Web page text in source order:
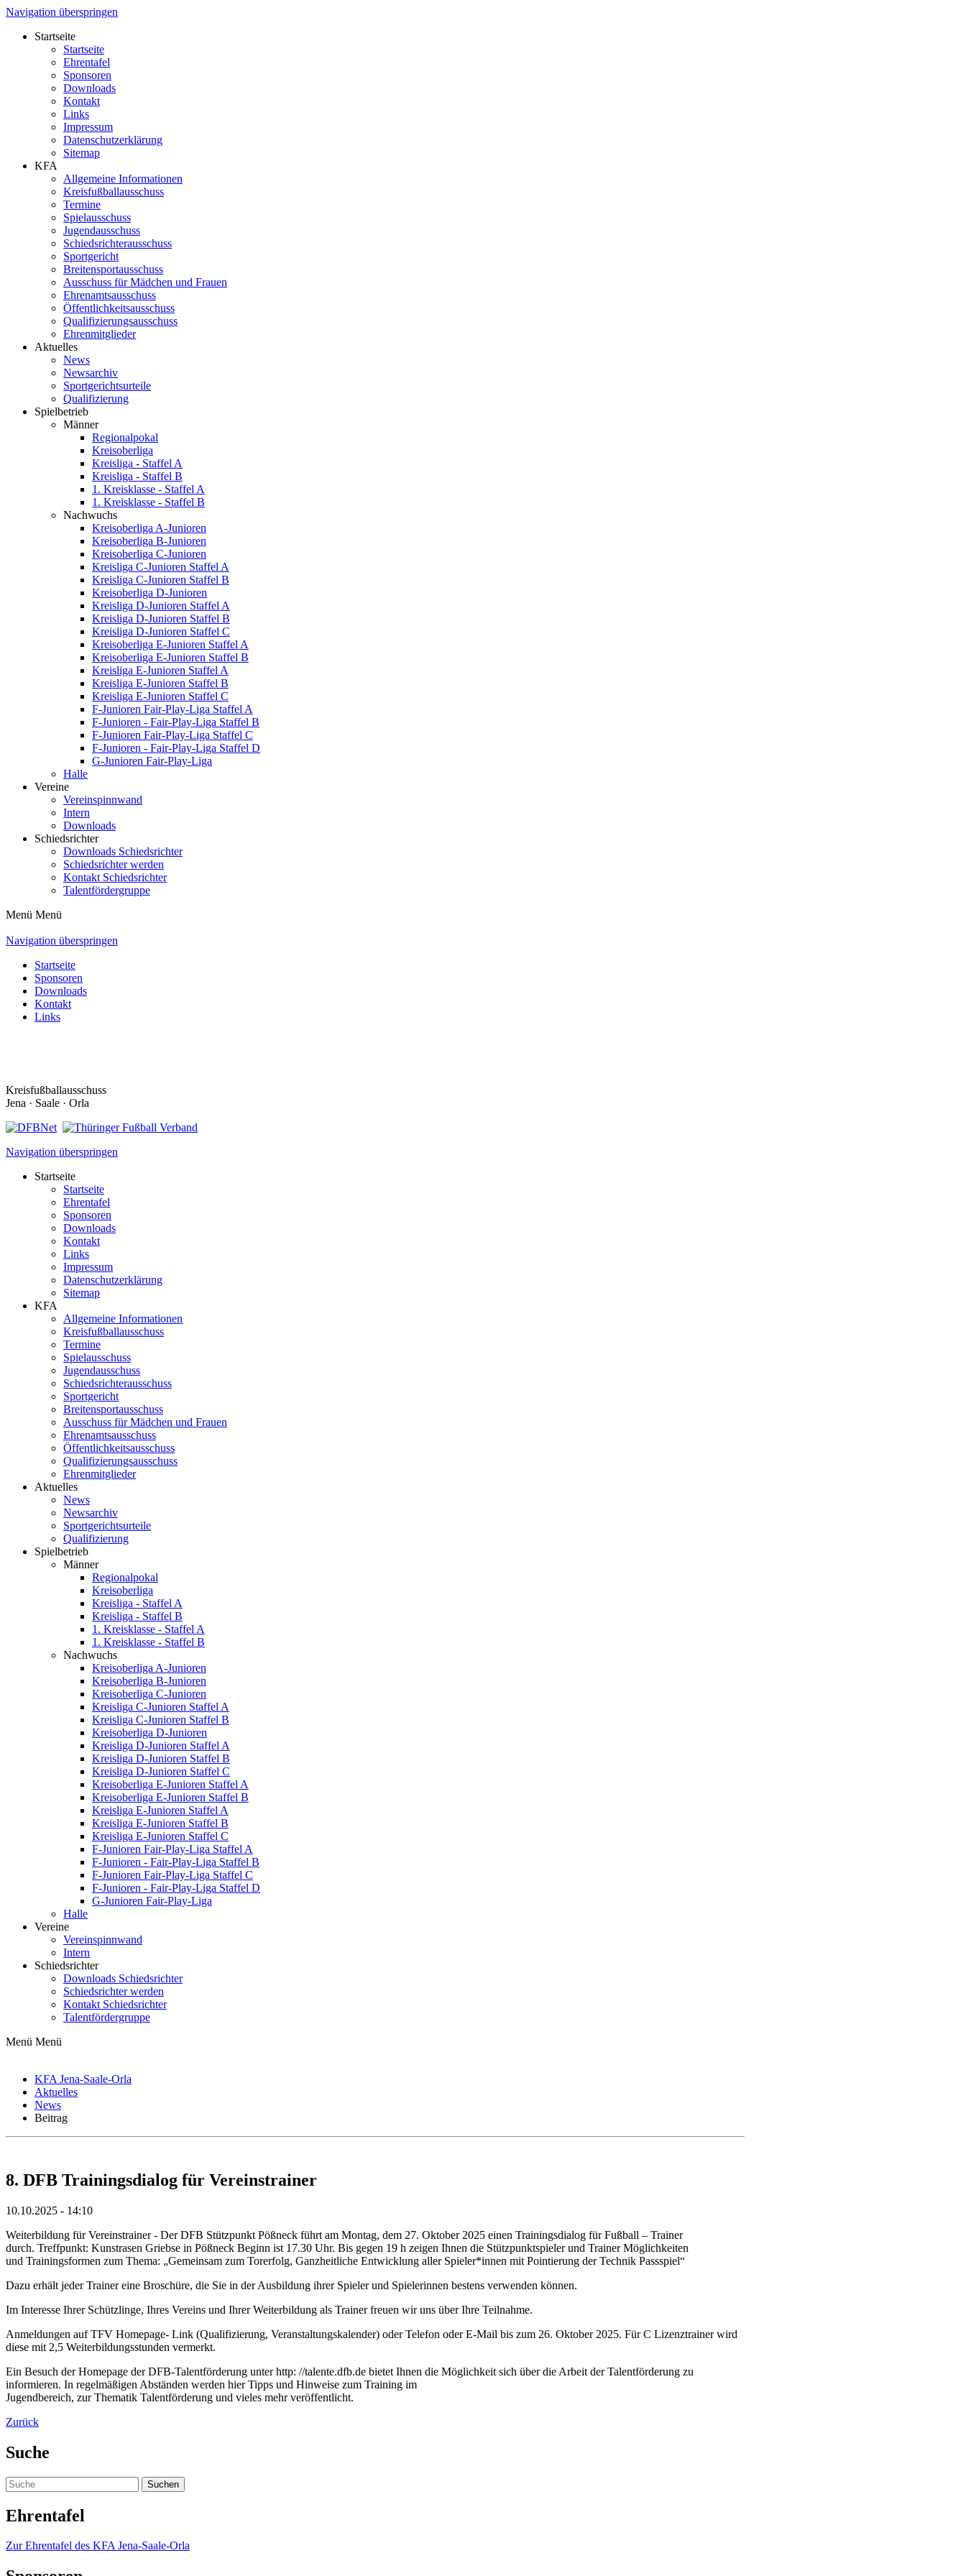
Navigation überspringen
Startseite
Startseite
Ehrentafel
Sponsoren
Downloads
Kontakt
Links
Impressum
Datenschutzerklärung
Sitemap
KFA
Allgemeine Informationen
Kreisfußballausschuss
Termine
Spielausschuss
Jugendausschuss
Schiedsrichterausschuss
Sportgericht
Breitensportausschuss
Ausschuss für Mädchen und Frauen
Ehrenamtsausschuss
Öffentlichkeitsausschuss
Qualifizierungsausschuss
Ehrenmitglieder
Aktuelles
News
Newsarchiv
Sportgerichtsurteile
Qualifizierung
Spielbetrieb
Männer
Regionalpokal
Kreisoberliga
Kreisliga - Staffel A
Kreisliga - Staffel B
1. Kreisklasse - Staffel A
1. Kreisklasse - Staffel B
Nachwuchs
Kreisoberliga A-Junioren
Kreisoberliga B-Junioren
Kreisoberliga C-Junioren
Kreisliga C-Junioren Staffel A
Kreisliga C-Junioren Staffel B
Kreisoberliga D-Junioren
Kreisliga D-Junioren Staffel A
Kreisliga D-Junioren Staffel B
Kreisliga D-Junioren Staffel C
Kreisoberliga E-Junioren Staffel A
Kreisoberliga E-Junioren Staffel B
Kreisliga E-Junioren Staffel A
Kreisliga E-Junioren Staffel B
Kreisliga E-Junioren Staffel C
F-Junioren Fair-Play-Liga Staffel A
F-Junioren - Fair-Play-Liga Staffel B
F-Junioren Fair-Play-Liga Staffel C
F-Junioren - Fair-Play-Liga Staffel D
G-Junioren Fair-Play-Liga
Halle
Vereine
Vereinspinnwand
Intern
Downloads
Schiedsrichter
Downloads Schiedsrichter
Schiedsrichter werden
Kontakt Schiedsrichter
Talentfördergruppe
Menü Menü
Navigation überspringen
Startseite
Sponsoren
Downloads
Kontakt
Links
Kreisfußballausschuss
Jena · Saale · Orla
Navigation überspringen
Startseite
Startseite
Ehrentafel
Sponsoren
Downloads
Kontakt
Links
Impressum
Datenschutzerklärung
Sitemap
KFA
Allgemeine Informationen
Kreisfußballausschuss
Termine
Spielausschuss
Jugendausschuss
Schiedsrichterausschuss
Sportgericht
Breitensportausschuss
Ausschuss für Mädchen und Frauen
Ehrenamtsausschuss
Öffentlichkeitsausschuss
Qualifizierungsausschuss
Ehrenmitglieder
Aktuelles
News
Newsarchiv
Sportgerichtsurteile
Qualifizierung
Spielbetrieb
Männer
Regionalpokal
Kreisoberliga
Kreisliga - Staffel A
Kreisliga - Staffel B
1. Kreisklasse - Staffel A
1. Kreisklasse - Staffel B
Nachwuchs
Kreisoberliga A-Junioren
Kreisoberliga B-Junioren
Kreisoberliga C-Junioren
Kreisliga C-Junioren Staffel A
Kreisliga C-Junioren Staffel B
Kreisoberliga D-Junioren
Kreisliga D-Junioren Staffel A
Kreisliga D-Junioren Staffel B
Kreisliga D-Junioren Staffel C
Kreisoberliga E-Junioren Staffel A
Kreisoberliga E-Junioren Staffel B
Kreisliga E-Junioren Staffel A
Kreisliga E-Junioren Staffel B
Kreisliga E-Junioren Staffel C
F-Junioren Fair-Play-Liga Staffel A
F-Junioren - Fair-Play-Liga Staffel B
F-Junioren Fair-Play-Liga Staffel C
F-Junioren - Fair-Play-Liga Staffel D
G-Junioren Fair-Play-Liga
Halle
Vereine
Vereinspinnwand
Intern
Schiedsrichter
Downloads Schiedsrichter
Schiedsrichter werden
Kontakt Schiedsrichter
Talentfördergruppe
Menü Menü
KFA Jena-Saale-Orla
Aktuelles
News
Beitrag
8. DFB Trainingsdialog für Vereinstrainer
10.10.2025 - 14:10
Weiterbildung für Vereinstrainer - Der DFB Stützpunkt Pößneck führt am Montag, dem 27. Oktober 2025 einen Trainingsdialog für Fußball – Trainer
durch. Treffpunkt: Kunstrasen Griebse in Pößneck Beginn ist 17.30 Uhr. Bis gegen 19 h zeigen Ihnen die Stützpunktspieler und Trainer Möglichkeiten
und Trainingsformen zum Thema: „Gemeinsam zum Torerfolg, Ganzheitliche Entwicklung aller Spieler*innen mit Pointierung der Technik Passspiel“
Dazu erhält jeder Trainer eine Broschüre, die Sie in der Ausbildung ihrer Spieler und Spielerinnen bestens verwenden können.
Im Interesse Ihrer Schützlinge, Ihres Vereins und Ihrer Weiterbildung als Trainer freuen wir uns über Ihre Teilnahme.
Anmeldungen auf TFV Homepage- Link (Qualifizierung, Veranstaltungskalender) oder Telefon oder E-Mail bis zum 26. Oktober 2025. Für C Lizenztrainer wird
diese mit 2,5 Weiterbildungsstunden vermerkt.
Ein Besuch der Homepage der DFB-Talentförderung unter http: //talente.dfb.de bietet Ihnen die Möglichkeit sich über die Arbeit der Talentförderung zu
informieren. In regelmäßigen Abständen werden hier Tipps und Hinweise zum Training im
Jugendbereich, zur Thematik Talentförderung und vieles mehr veröffentlicht.
Zurück
Suche
Ehrentafel
Zur Ehrentafel des KFA Jena-Saale-Orla